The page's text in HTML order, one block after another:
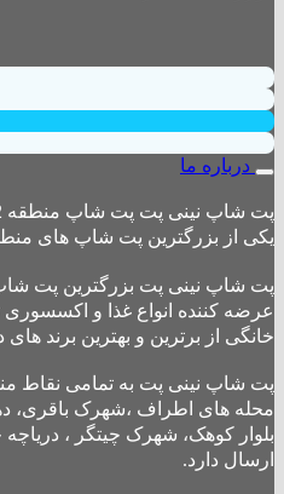
درباره ما
یکی از بزرگترین پت شاپ های منطقه 22
پت شاپ نینی پت بزرگترین پت شاپ
عرضه کننده انواع غذا و اکسسوری
خانگی از برترین و بهترین برند
محله های اطراف ،شهرک باقری،
بلوار کوهک، شهرک چیتگر ،
ارسال دارد.